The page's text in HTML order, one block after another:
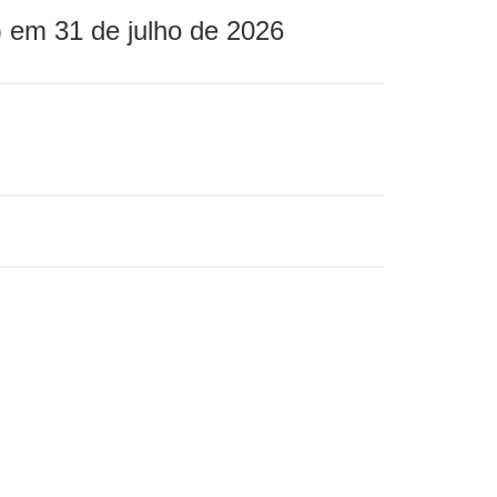
31 de julho de 2026